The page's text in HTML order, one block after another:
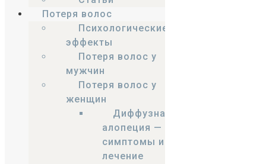
+7 (917) 234-78-88
Заказать звонок
Отзывы
Потеря волос
Психологические
эффекты
Потеря волос у
мужчин
Потеря волос у
женщин
Диффузная
алопеция —
симптомы и
лечение